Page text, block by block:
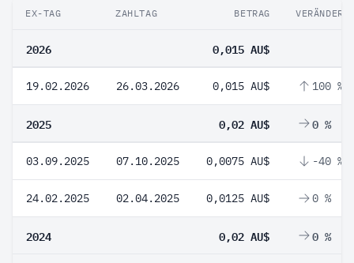
EX-TAG ZAHLTAG BETRAG
2026 0,015 AU$
19.02.2026 26.03.2026 0,015 AU$ 100 %
2025 0,02 AU$ 0 %
03.09.2025 07.10.2025 0,0075 AU$ -40 %
24.02.2025 02.04.2025 0,0125 AU$ 0 %
2024 0,02 AU$ 0 %